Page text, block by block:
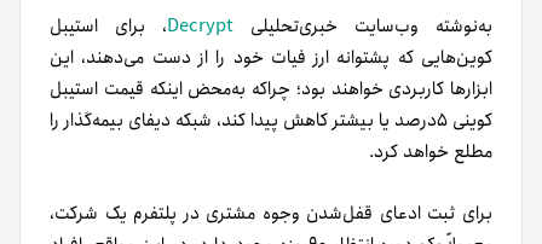
به‌نوشته‌ وب‌سایت خبری‌تحلیلی Decrypt، برای استیبل
کوین‌هایی که پشتوانه ارز فیات خود را از دست می‌دهند، این
ابزارها کاربردی خواهند بود؛ چرا‌که به‌محض اینکه قیمت استیبل
کوینی ۵درصد یا بیشتر کاهش پیدا کند، شبکه دیفای بیمه‌گذار را
مطلع خواهد کرد.
برای ثبت ادعای قفل‌شدن وجوه مشتری در پلتفرم یک شرکت،